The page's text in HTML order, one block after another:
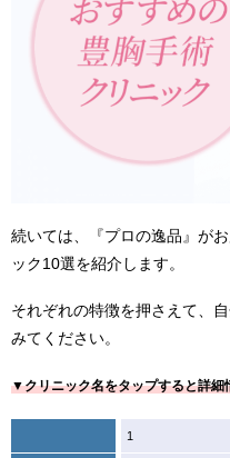
続いては、『プロの逸品』が
ック10選を紹介します。
それぞれの特徴を押さえて、
みてください。
▼クリニック名をタップすると詳細
1